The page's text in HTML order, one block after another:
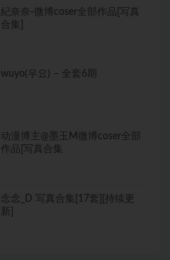
紀奈奈-微博coser全部作品[写真
合集]
wuyo(우요) – 全套6期
动漫博主@墨玉M微博coser全部
作品[写真合集
念念_D 写真合集[17套][持续更
新]